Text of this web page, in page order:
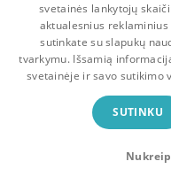
Pradinis Krepšelis
Bookswap
Mainykis
Uždaryti
svetainės lankytojų
aktualesnius reklaminius
sutinkate su slapukų
tvarkymu. Išsamią
svetainėje ir savo sutikimo
SUTINKU